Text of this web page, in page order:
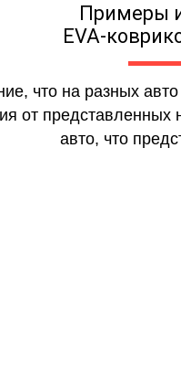
Примеры
EVA-
что на разных
от
авто, что